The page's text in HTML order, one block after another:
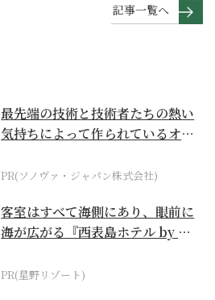
記事一覧へ
最先端の技術と技術者たちの熱い
気持ちによって作られているオー
PR(ソノヴァ・ジャパン株式会社)
客室はすべて海側にあり、眼前に
海が広がる『西表島ホテル by 星
PR(星野リゾート)